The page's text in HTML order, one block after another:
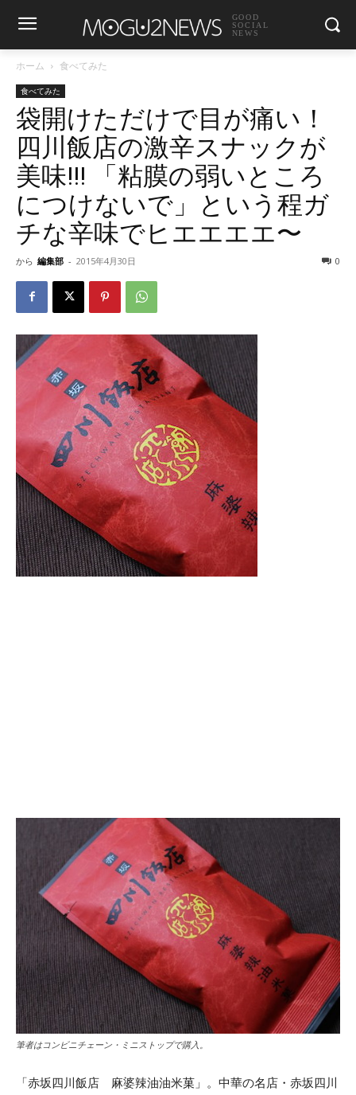
GOOD
SOCIAL
NEWS
ホーム 食べてみた
食べてみた
袋開けただけで目が痛い！
四川飯店の激辛スナックが
美味!!! 「粘膜の弱いところ
につけないで」という程ガ
チな辛味でヒエエエエ〜
から 編集部 - 2015年4月30日 0
筆者はコンビニチェーン・ミニストップで購入。
「赤坂四川飯店 麻婆辣油油米菓」。中華の名店・赤坂四川